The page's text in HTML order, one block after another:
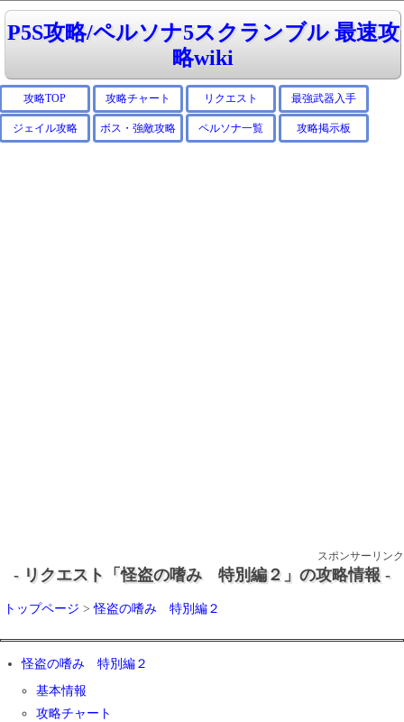
P5S攻略/ペルソナ5スクランブル 最速攻
略wiki
攻略TOP 攻略チャート リクエスト 最強武器入手
ジェイル攻略 ボス・強敵攻略 ペルソナ一覧 攻略掲示板
スポンサーリンク
- リクエスト「怪盗の嗜み 特別編２」の攻略情報 -
トップページ >怪盗の嗜み 特別編２
怪盗の嗜み 特別編２
基本情報
攻略チャート